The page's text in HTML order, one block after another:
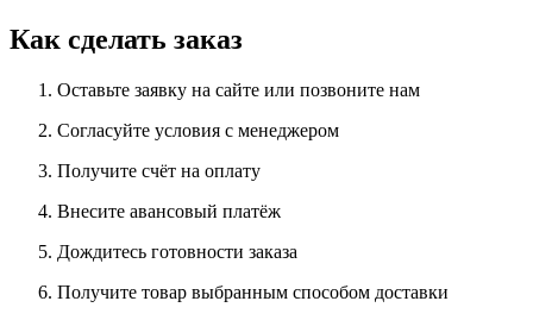
Как сделать заказ
Оставьте заявку на сайте или позвоните нам
Согласуйте условия с менеджером
Получите счёт на оплату
Внесите авансовый платёж
Дождитесь готовности заказа
Получите товар выбранным способом доставки